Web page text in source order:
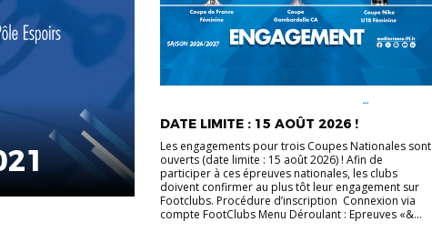
NATIONALES
DATE LIMITE : 15 AOÛT 2026 !
Les engagements pour trois Coupes Nationales sont
ouverts (date limite : 15 août 2026) ! Afin de
participer à ces épreuves nationales, les clubs
doivent confirmer au plus tôt leur engagement sur
Footclubs. Procédure d’inscription Connexion via
compte FootClubs Menu Déroulant : Epreuves «&...